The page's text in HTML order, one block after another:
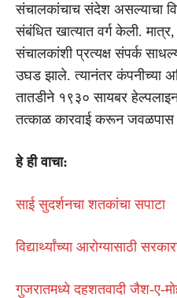
संचालकांचाच संदेश असल्याचा
संबंधित खात्यात वर्ग केली. मात्र,
संचालकांशी प्रत्यक्ष संपर्क
उघड झाले. त्यानंतर कंपनीच्या
तातडीने १९३० सायबर
तत्काळ कारवाई करून
हे ही वाचा:
साई सुदर्शनचा शतकांचा सपाटा
विद्यार्थ्यांच्या आरोग्यासाठी
गुजरातमध्ये दहशतवादी जैश-ए-